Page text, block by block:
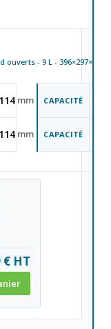
- 9 L - 396×297×114
114 mm CAPACITÉ
114 mm CAPACITÉ
€ HT